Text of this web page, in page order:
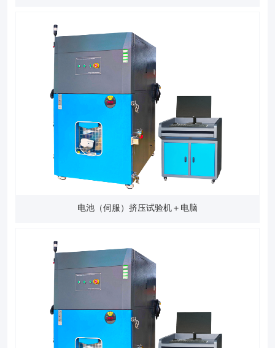
电池（伺服）挤压试验机＋电脑